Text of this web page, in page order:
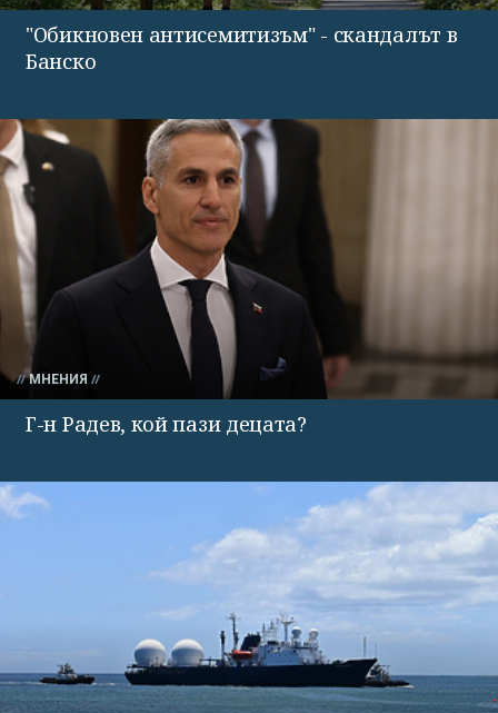
"Обикновен антисемитизъм" - скандалът в
Банско
МНЕНИЯ
Г-н Радев, кой пази децата?